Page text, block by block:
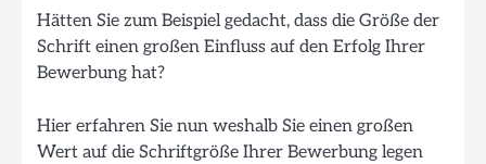
Hätten Sie zum Beispiel gedacht, dass die Größe der
Schrift einen großen Einfluss auf den Erfolg Ihrer
Bewerbung hat?
Hier erfahren Sie nun weshalb Sie einen großen
Wert auf die Schriftgröße Ihrer Bewerbung legen